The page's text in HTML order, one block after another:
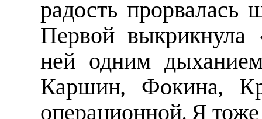
радость
Первой выкрикнула
ней одним
Каршин, Фокина,
операционной. Я